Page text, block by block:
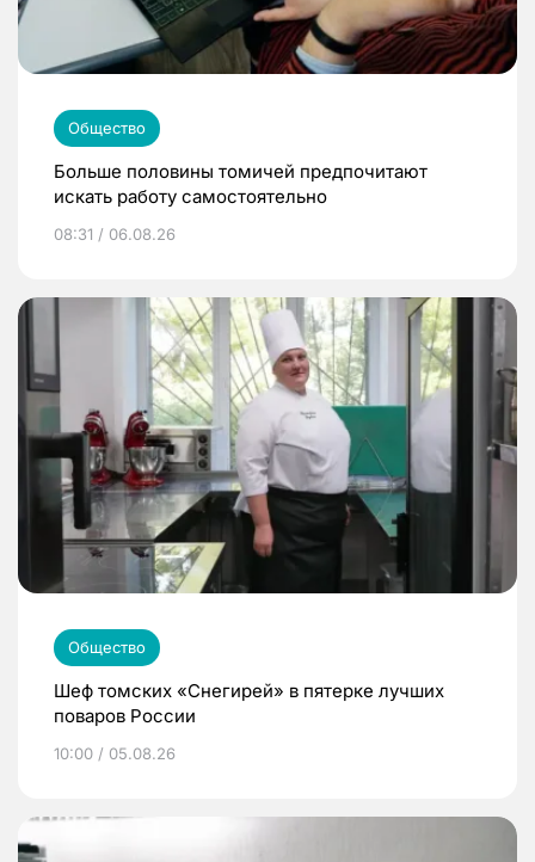
Общество
Больше половины томичей предпочитают
искать работу самостоятельно
08:31 / 06.08.26
Общество
Шеф томских «Снегирей» в пятерке лучших
поваров России
10:00 / 05.08.26